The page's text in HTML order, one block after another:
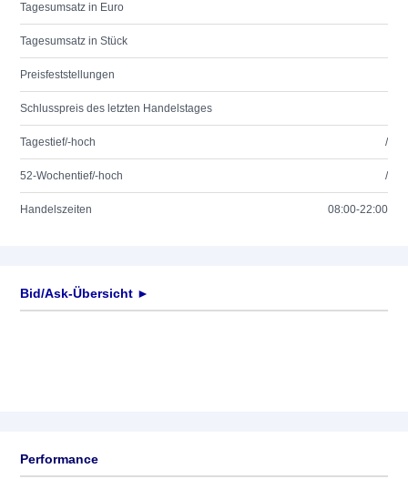
Tagesumsatz in Euro
Tagesumsatz in Stück
Preisfeststellungen
Schlusspreis des letzten Handelstages
Tagestief/-hoch /
52-Wochentief/-hoch /
Handelszeiten 08:00-22:00
Bid/Ask-Übersicht ►
Performance